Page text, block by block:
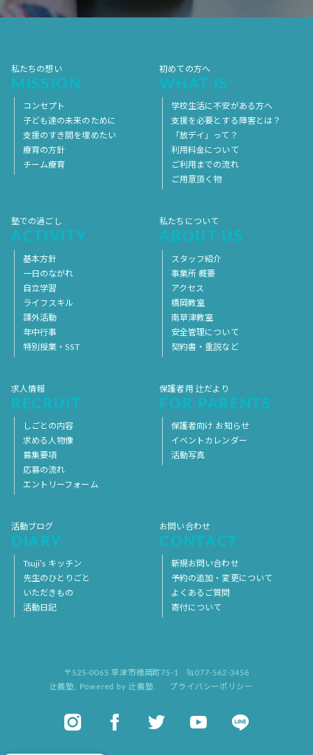
2017年4月
私たちの想い
MISSION
コンセプト
子ども達の未来のために
支援のすき間を埋めたい
療育の方針
チーム療育
初めての方へ
WHAT IS
学校生活に不安がある方へ
支援を必要とする障害とは？
「放デイ」って？
利用料金について
ご利用までの流れ
ご用意頂く物
塾での過ごし
ACTIVITY
基本方針
一日のながれ
自立学習
ライフスキル
課外活動
年中行事
特別授業・SST
私たちについて
ABOUT US
スタッフ紹介
事業所 概要
アクセス
橋岡教室
南草津教室
安全管理について
契約書・重説など
求人情報
RECRUIT
しごとの内容
求める人物像
募集要項
応募の流れ
エントリーフォーム
保護者用 辻だより
FOR PARENTS
保護者向け お知らせ
イベントカレンダー
活動写真
活動ブログ
DIARY
Tsuji’s キッチン
先生のひとりごと
いただきもの
活動日記
お問い合わせ
CONTACT
新規お問い合わせ
予約の追加・変更について
よくあるご質問
寄付について
〒525-0065 草津市橋岡町75-1
℡077-562-3456
辻義塾, Powered by 辻義塾. プライバシーポリシー